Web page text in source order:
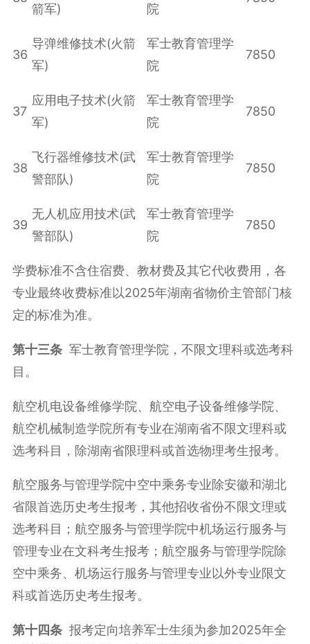
箭军) 院
36
导弹维修技术(火箭
军)
军士教育管理学
院
7850
37
应用电子技术(火箭
军)
军士教育管理学
院
7850
38
飞行器维修技术(武
警部队)
军士教育管理学
院
7850
39
无人机应用技术(武
警部队)
军士教育管理学
院
7850
学费标准不含住宿费、教材费及其它代收费用，各
专业最终收费标准以2025年湖南省物价主管部门核
定的标准为准。
第十三条军士教育管理学院，不限文理科或选考科
目。
航空机电设备维修学院、航空电子设备维修学院、
航空机械制造学院所有专业在湖南省不限文理科或
选考科目，除湖南省限理科或首选物理考生报考。
航空服务与管理学院中空中乘务专业除安徽和湖北
省限首选历史考生报考，其他招收省份不限文理或
选考科目；航空服务与管理学院中机场运行服务与
管理专业在文科考生报考；航空服务与管理学院除
空中乘务、机场运行服务与管理专业以外专业限文
科或首选历史考生报考。
第十四条报考定向培养军士生须为参加2025年全